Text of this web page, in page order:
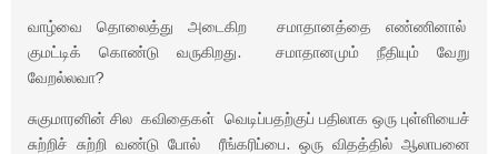
வாழ்வை தொலைத்து அடைகிற சமாதானத்தை எண்ணினால்
குமட்டிக் கொண்டு வருகிறது. சமாதானமும் நீதியும் வேறு
வேறல்லவா?
சுகுமாரனின் சில கவிதைகள் வெடிப்பதற்குப் பதிலாக ஒரு புள்ளியைச்
சுற்றிச் சுற்றி வண்டு போல் ரீங்கரிப்பை. ஒரு விதத்தில் ஆலாபனை